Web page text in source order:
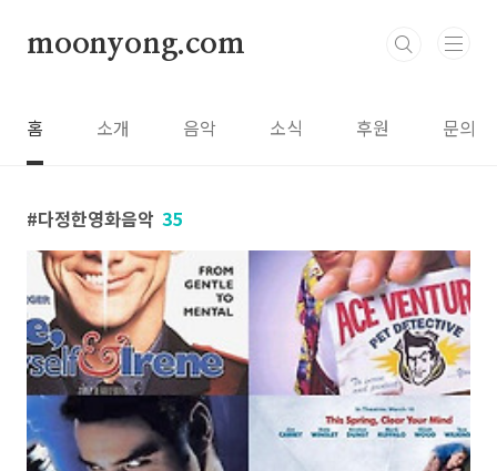
moonyong.com
홈 소개 음악 소식 후원 문의
다정한영화음악 35